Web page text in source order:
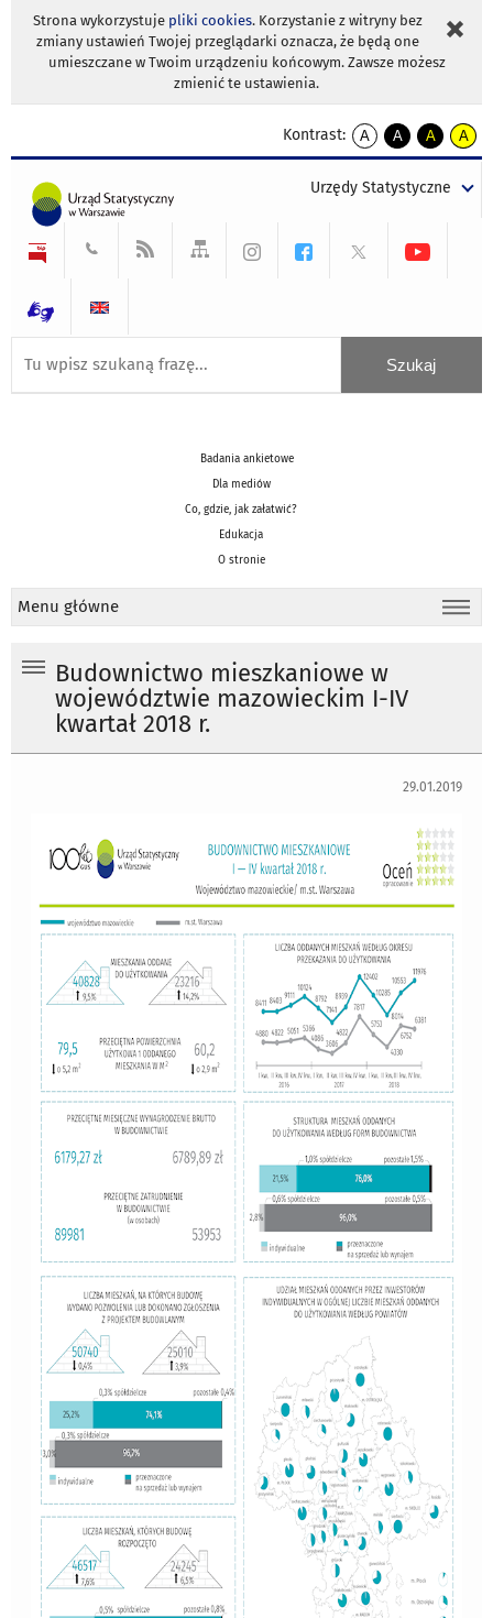
Strona wykorzystuje pliki cookies. Korzystanie z witryny bez
zmiany ustawień Twojej przeglądarki oznacza, że będą one
umieszczane w Twoim urządzeniu końcowym. Zawsze możesz
zmienić te ustawienia.
Kontrast:
A
kontrast
A
kontrast
tekst
czarnym
A
kontrast
tekst
czarnym
A
tekst
żółtym
Urzędy Statystyczne
Badania ankietowe
Dla mediów
Co, gdzie, jak załatwić?
Edukacja
O stronie
Menu główne
Budownictwo mieszkaniowe w
województwie mazowieckim I-IV
kwartał 2018 r.
29.01.2019